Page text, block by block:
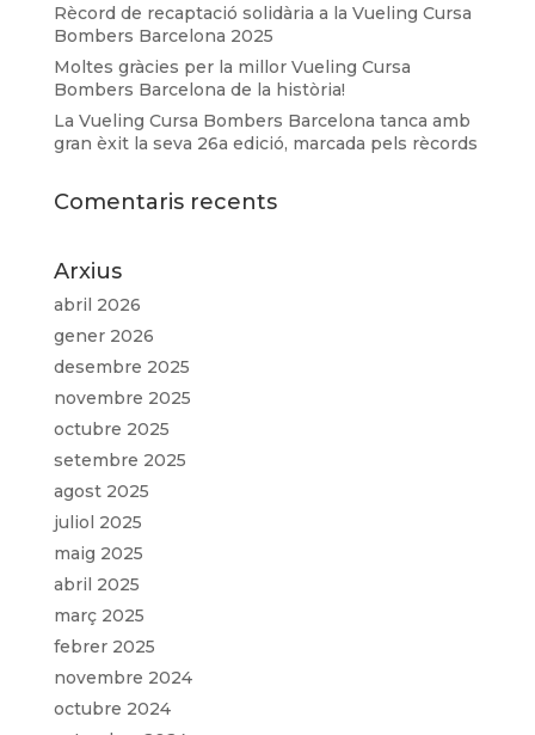
Rècord de recaptació solidària a la Vueling Cursa
Bombers Barcelona 2025
Moltes gràcies per la millor Vueling Cursa
Bombers Barcelona de la història!
La Vueling Cursa Bombers Barcelona tanca amb
gran èxit la seva 26a edició, marcada pels rècords
Comentaris recents
Arxius
abril 2026
gener 2026
desembre 2025
novembre 2025
octubre 2025
setembre 2025
agost 2025
juliol 2025
maig 2025
abril 2025
març 2025
febrer 2025
novembre 2024
octubre 2024